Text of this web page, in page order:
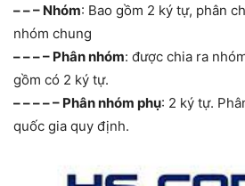
– – – Nhóm: Bao gồm 2 ký tự, phân
nhóm chung
– – – – Phân nhóm: được chia ra
gồm có 2 ký tự.
– – – – – Phân nhóm phụ: 2 ký tự.
quốc gia quy định.